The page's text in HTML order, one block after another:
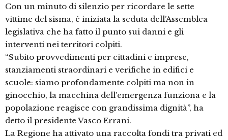
Con un minuto di silenzio per ricordare le sette
vittime del sisma, è iniziata la seduta dell’Assemblea
legislativa che ha fatto il punto sui danni e gli
interventi nei territori colpiti.
“Subito provvedimenti per cittadini e imprese,
stanziamenti straordinari e verifiche in edifici e
scuole: siamo profondamente colpiti ma non in
ginocchio, la macchina dell’emergenza funziona e la
popolazione reagisce con grandissima dignità”, ha
detto il presidente Vasco Errani.
La Regione ha attivato una raccolta fondi tra privati ed